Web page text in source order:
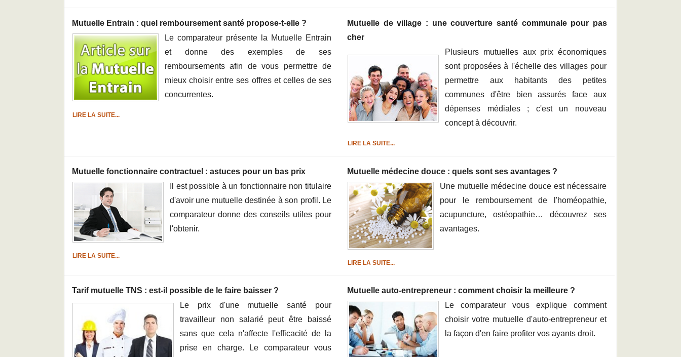
LIRE LA SUITE...
Mutuelle Entrain : quel remboursement santé propose-t-elle ?
Le comparateur présente la Mutuelle Entrain
et donne des exemples de ses
remboursements afin de vous permettre de
mieux choisir entre ses offres et celles de ses
concurrentes.
LIRE LA SUITE...
Mutuelle de village : une couverture santé communale pour pas
cher
Plusieurs mutuelles aux prix économiques
sont proposées à l'échelle des villages pour
permettre aux habitants des petites
communes d'être bien assurés face aux
dépenses médiales ; c'est un nouveau
concept à découvrir.
LIRE LA SUITE...
Mutuelle fonctionnaire contractuel : astuces pour un bas prix
Il est possible à un fonctionnaire non titulaire
d'avoir une mutuelle destinée à son profil. Le
comparateur donne des conseils utiles pour
l'obtenir.
LIRE LA SUITE...
Mutuelle médecine douce : quels sont ses avantages ?
Une mutuelle médecine douce est nécessaire
pour le remboursement de l'homéopathie,
acupuncture, ostéopathie… découvrez ses
avantages.
Tarif mutuelle TNS : est-il possible de le faire baisser ?
Le prix d'une mutuelle santé pour
travailleur non salarié peut être baissé
sans que cela n'affecte l'efficacité de la
prise en charge. Le comparateur vous
Mutuelle auto-entrepreneur : comment choisir la meilleure ?
Le comparateur vous explique comment
choisir votre mutuelle d'auto-entrepreneur et
la façon d'en faire profiter vos ayants droit.